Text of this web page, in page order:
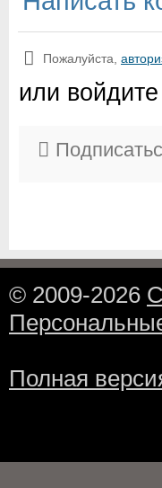
Пожалуйста,
или
© 2009-2026
Полная